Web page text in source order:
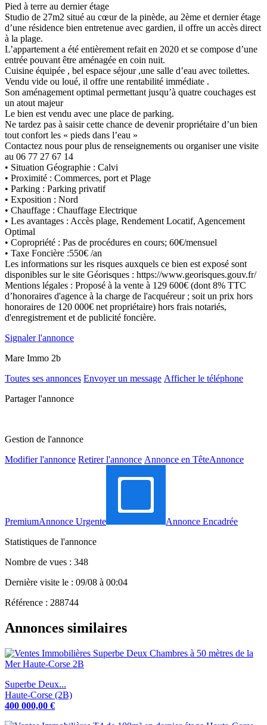
Pied à terre au dernier étage
Studio de 27m2 situé au cœur de la pinède, au 2ème et dernier étage
d’une résidence bien entretenue avec gardien, il offre un accès direct
à la plage.
L’appartement a été entièrement refait en 2020 et se compose d’une
entrée pouvant être aménagée en coin nuit.
Cuisine équipée , bel espace séjour ,une salle d’eau avec toilettes.
Vendu vide ou loué, il offre une rentabilité immédiate .
Son aménagement optimal permettant jusqu’à quatre couchages est
un atout majeur
Le bien est vendu avec une place de parking.
Ne tardez pas à saisir cette chance de devenir propriétaire d’un bien
tout confort les « pieds dans l’eau »
Contactez nous pour plus de renseignements ou organiser une visite
au 06 77 27 67 14
• Situation Géographie : Calvi
• Proximité : Commerces, port et Plage
• Parking : Parking privatif
• Exposition : Nord
• Chauffage : Chauffage Electrique
• Les avantages : Accès plage, Rendement Locatif, Agencement
Optimal
• Copropriété : Pas de procédures en cours; 60€/mensuel
• Taxe Foncière :550€ /an
Les informations sur les risques auxquels ce bien est exposé sont
disponibles sur le site Géorisques : https://www.georisques.gouv.fr/
Mentions légales : Proposé à la vente à 129 600€ (dont 8% TTC
d’honoraires d'agence à la charge de l'acquéreur ; soit un prix hors
honoraires de 120 000€ net propriétaire) hors frais notariés,
d'enregistrement et de publicité foncière.
Signaler l'annonce
Mare Immo 2b
Toutes ses annonces Envoyer un message Afficher le téléphone
Partager l'annonce
Gestion de l'annonce
Modifier l'annonce Retirer l'annonce Annonce en TêteAnnonce
PremiumAnnonce Urgente
Annonce Encadrée
Statistiques de l'annonce
Nombre de vues : 348
Dernière visite le : 09/08 à 00:04
Référence : 288744
Annonces similaires
Superbe Deux...
Haute-Corse (2B)
400 000,00 €